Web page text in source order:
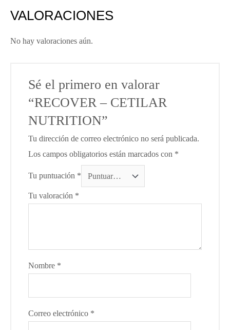
VALORACIONES
No hay valoraciones aún.
Sé el primero en valorar
“RECOVER – CETILAR
NUTRITION”
Tu dirección de correo electrónico no será publicada.
Los campos obligatorios están marcados con *
Tu puntuación *
Tu valoración *
Nombre *
Correo electrónico *